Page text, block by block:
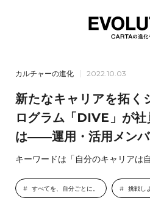
カルチャーの進化 2022.10.03
新たなキャリアを拓く
ログラム「DIVE」が社
は――運用・活用メンバ
キーワードは「自分のキャリアは
すべてを、自分ごとに。 挑戦し